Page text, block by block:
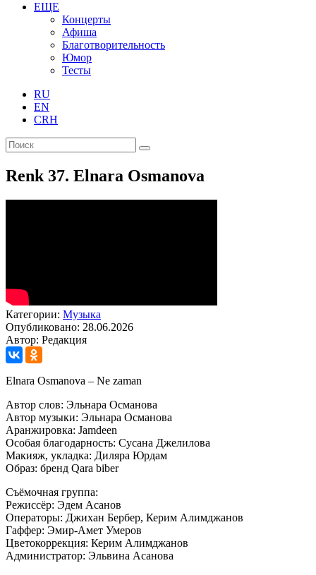
ЕЩЕ
Концерты
Афиша
Благотворительность
Юмор
Тесты
RU
EN
CRH
Renk 37. Elnara Osmanova
Категории: Музыка
Опубликовано: 28.06.2026
Автор: Редакция
Elnara Osmanova – Ne zaman
Автор слов: Эльнара Османова
Автор музыки: Эльнара Османова
Аранжировка: Jamdeen
Особая благодарность: Сусана Джелилова
Макияж, укладка: Диляра Юрдам
Образ: бренд Qara biber
Съёмочная группа:
Режиссёр: Эдем Асанов
Операторы: Джихан Бербер, Керим Алимджанов
Гаффер: Эмир-Амет Умеров
Цветокоррекция: Керим Алимджанов
Администратор: Эльвина Асанова